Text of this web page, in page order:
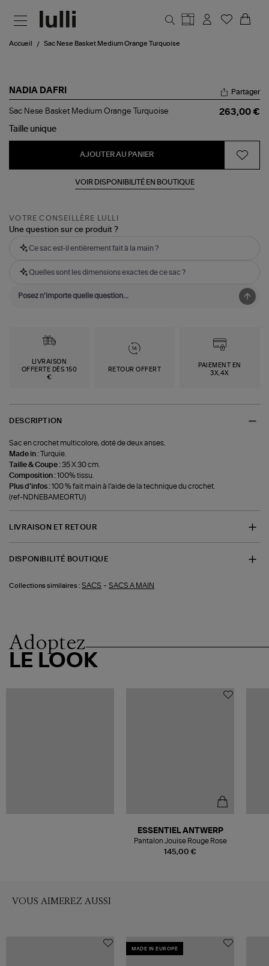
Accueil Sac Nese Basket Medium Orange Turquoise
NADIA DAFRI
Sac
Basket
Partager
Sac Nese Basket Medium Orange Turquoise
263,00 €
Taille unique
AJOUTER AU PANIER
VOIR DISPONIBILITÉ EN BOUTIQUE
VOTRE CONSEILLÈRE LULLI
Une question sur ce produit ?
Ce sac est-il entièrement fait à la main ?
Quelles sont les dimensions exactes de ce sac ?
LIVRAISON
OFFERTE DÈS 150
€
RETOUR OFFERT
PAIEMENT EN
3X,4X
DESCRIPTION
Sac en crochet multicolore, doté de deux anses.
Made in :Turquie.
Taille & Coupe :35 X 30 cm.
Composition :100% tissu.
Plus d'infos :100 % fait main à l'aide de la technique du crochet.
(ref-NDNEBAMEORTU)
LIVRAISON ET RETOUR
DISPONIBILITÉ BOUTIQUE
Collections similaires : SACS -SACS A MAIN
Adoptez
LE LOOK
145,00 €
ESSENTIEL ANTWERP
Pantalon Jouise Rouge Rose
VOUS AIMEREZ AUSSI
MADE IN EUROPE